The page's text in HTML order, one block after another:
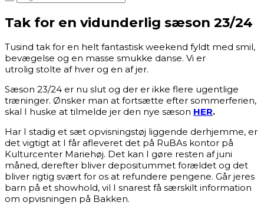
Tak for en vidunderlig sæson 23/24
Tusind tak for en helt fantastisk weekend fyldt med smil,
bevægelse og en masse smukke danse. Vi er
utrolig stolte af hver og en af jer.
Sæson 23/24 er nu slut og der er ikke flere ugentlige
træninger. Ønsker man at fortsætte efter sommerferien,
skal I huske at tilmelde jer den nye sæson HER.
Har I stadig et sæt opvisningstøj liggende derhjemme, er
det vigtigt at I får afleveret det på RuBAs kontor på
Kulturcenter Mariehøj. Det kan I gøre resten af juni
måned, derefter bliver depositummet forældet og det
bliver rigtig svært for os at refundere pengene. Går jeres
barn på et showhold, vil I snarest få særskilt information
om opvisningen på Bakken.